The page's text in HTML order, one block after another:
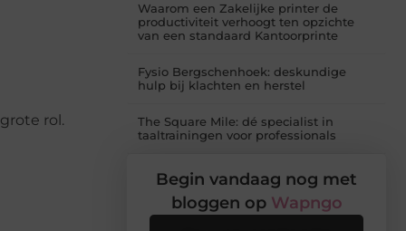
rol.
Waarom een Zakelijke printer de
productiviteit verhoogt ten opzichte
van een standaard Kantoorprinte
Fysio Bergschenhoek: deskundige
hulp bij klachten en herstel
The Square Mile: dé specialist in
taaltrainingen voor professionals
Begin vandaag nog met
bloggen op Wapngo